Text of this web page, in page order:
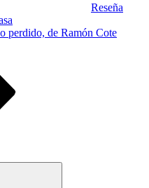
Reseña
perdido, de Ramón Cote